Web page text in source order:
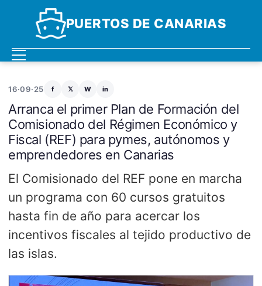
PUERTOS DE CANARIAS
16·09·25 f 𝕏 W in
Arranca el primer Plan de Formación del
Comisionado del Régimen Económico y
Fiscal (REF) para pymes, autónomos y
emprendedores en Canarias
El Comisionado del REF pone en marcha
un programa con 60 cursos gratuitos
hasta fin de año para acercar los
incentivos fiscales al tejido productivo de
las islas.